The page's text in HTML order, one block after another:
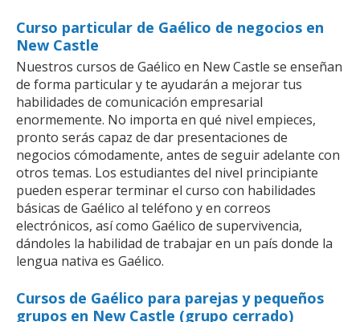
Curso particular de Gaélico de negocios en
New Castle
Nuestros cursos de Gaélico en New Castle se enseñan
de forma particular y te ayudarán a mejorar tus
habilidades de comunicación empresarial
enormemente. No importa en qué nivel empieces,
pronto serás capaz de dar presentaciones de
negocios cómodamente, antes de seguir adelante con
otros temas. Los estudiantes del nivel principiante
pueden esperar terminar el curso con habilidades
básicas de Gaélico al teléfono y en correos
electrónicos, así como Gaélico de supervivencia,
dándoles la habilidad de trabajar en un país donde la
lengua nativa es Gaélico.
Cursos de Gaélico para parejas y pequeños
grupos en New Castle (grupo cerrado)